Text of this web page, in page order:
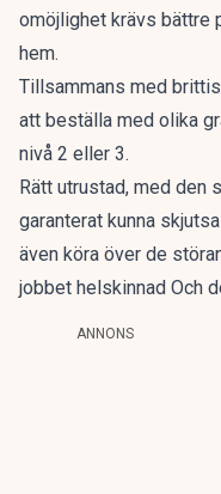
omöjlighet krävs bättre
hem.
Tillsammans med
att beställa med olika
nivå 2 eller 3.
Rätt utrustad, med den
garanterat kunna
även köra över de
jobbet helskinnad Och
ANNONS